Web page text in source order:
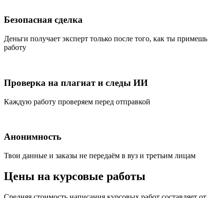
Безопасная сделка
Деньги получает эксперт только после того, как ты примешь
работу
Проверка на плагиат и следы ИИ
Каждую работу проверяем перед отправкой
Анонимность
Твои данные и заказы не передаём в вуз и третьим лицам
Цены на курсовые работы